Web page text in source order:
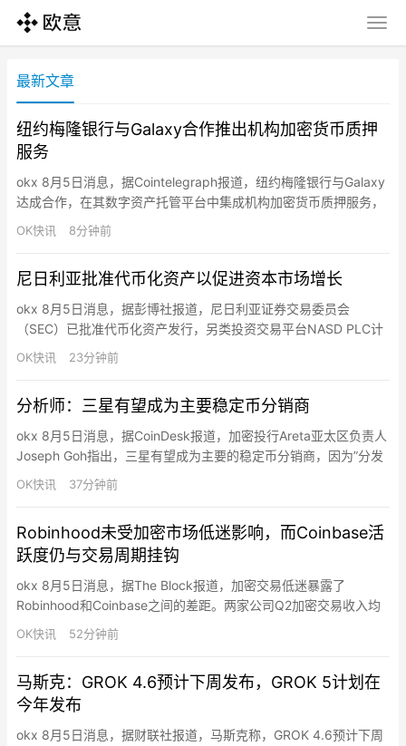
最新文章
纽约梅隆银行与Galaxy合作推出机构加密货币质押
服务
okx 8月5日消息，据Cointelegraph报道，纽约梅隆银行与Galaxy
达成合作，在其数字资产托管平台中集成机构加密货币质押服务，
允许合格客户在不转移资产的情况下获得质押奖励。Galaxy将提供
质押基础设施并担任BNY数字资产平台的设计合作伙伴，双方未指
务整合为面向机构客户的一站式服务。此次…
OK快讯 8分钟前
尼日利亚批准代币化资产以促进资本市场增长
okx 8月5日消息，据彭博社报道，尼日利亚证券交易委员会
（SEC）已批准代币化资产发行，另类投资交易平台NASD PLC计
划于下月初正式推出该服务。NASD代理董事总经理Chinwendu
Ekeh表示，该国SEC随后与加拿大公司Blockstation Inc.合作，为
实时上市和交易。Ekeh表示…
OK快讯 23分钟前
分析师：三星有望成为主要稳定币分销商
okx 8月5日消息，据CoinDesk报道，加密投行Areta亚太区负责人
Joseph Goh指出，三星有望成为主要的稳定币分销商，因为”分发
渠道才是真正的稀缺资源”，三星拥有大量分销渠道将使其占据优势
地位。Goh进一步表示，钱包公告锁定了分销渠道，SDS和
稳定币。此前，…
OK快讯 37分钟前
Robinhood未受加密市场低迷影响，而Coinbase活
跃度仍与交易周期挂钩
okx 8月5日消息，据The Block报道，加密交易低迷暴露了
Robinhood和Coinbase之间的差距。两家公司Q2加密交易收入均
下滑，但Robinhood的期权、股票和预测市场业务弥补了缺口，而
Coinbase缺乏类似引擎缓冲。Robinhood加密交易收入降至1亿美
美元追平20…
OK快讯 52分钟前
马斯克：GROK 4.6预计下周发布，GROK 5计划在
今年发布
okx 8月5日消息，据财联社报道，马斯克称，GROK 4.6预计下周